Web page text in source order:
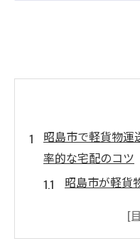
昭島市で軽貨物運
率的な宅配のコツ
昭島市が軽貨
宅配効率を上